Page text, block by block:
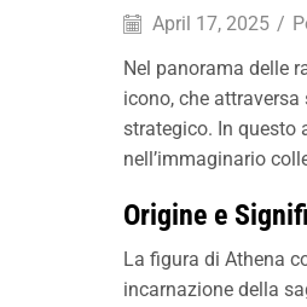
April 17, 2025 /
Nel panorama delle
icono, che
strategico. In questo
nell’immaginario
Origine e
La figura di Athena
incarnazione della